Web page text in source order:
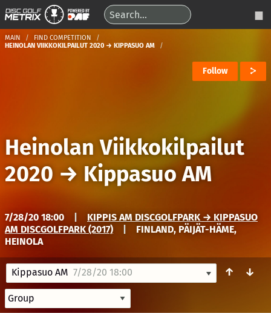
MAIN
FIND COMPETITION
HEINOLAN VIIKKOKILPAILUT 2020 → KIPPASUO AM
Follow
Heinolan Viikkokilpailut
2020 → Kippasuo AM
7/28/20 18:00
KIPPIS AM DISCGOLFPARK → KIPPASUO
AM DISCGOLFPARK (2017)
FINLAND, PÄIJÄT-HÄME,
HEINOLA
Kippasuo AM 7/28/20 18:00 ↑ ↓